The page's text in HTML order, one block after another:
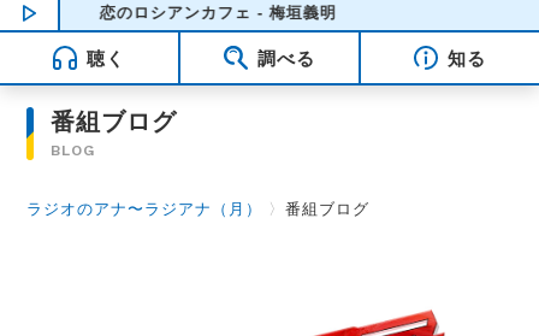
NOW PLAYING05:42
恋のロシアンカフェ - 梅垣義明
聴く 調べる 知る
番組ブログ
BLOG
ラジオのアナ〜ラジアナ（月） 〉番組ブログ